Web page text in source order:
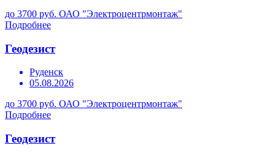
до 3700 руб. ОАО "Электроцентрмонтаж"
Подробнее
Геодезист
Руденск
05.08.2026
до 3700 руб. ОАО "Электроцентрмонтаж"
Подробнее
Геодезист